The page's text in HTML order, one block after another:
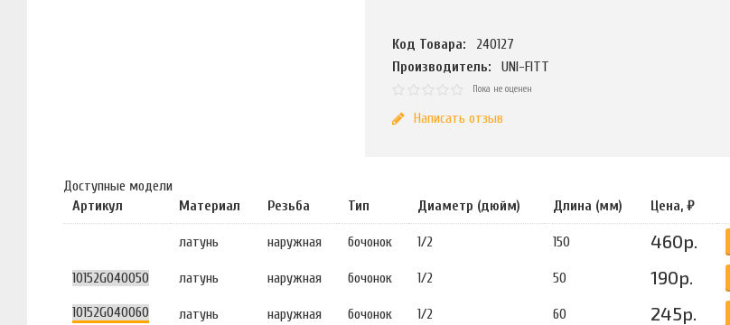
Код Товара:
240127
Производитель:
UNI-FITT
Пока не оценен
Написать отзыв
Доступные модели
Артикул
Материал Резьба Тип Диаметр (дюйм) Длина (мм) Цена, ₽
латунь наружная бочонок 1/2 150 460р.
10152G040050 латунь наружная бочонок 1/2 50 190р.
10152G040060 латунь наружная бочонок 1/2 60 245р.